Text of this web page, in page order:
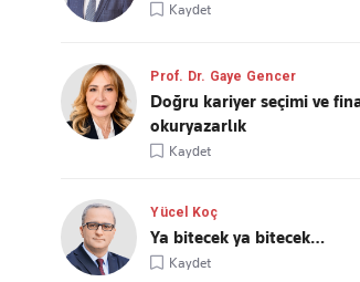
Kaydet
Prof. Dr. Gaye Gencer
Doğru kariyer seçimi ve
okuryazarlık
Kaydet
Yücel Koç
Ya bitecek ya bitecek…
Kaydet